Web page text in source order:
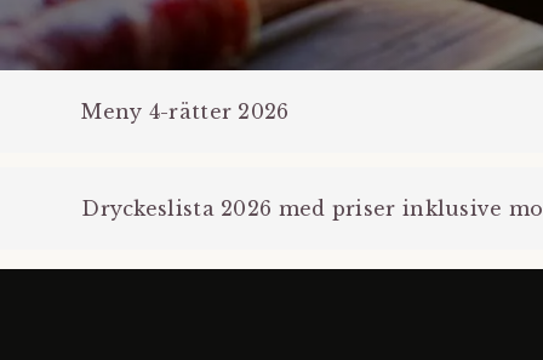
Meny 4-rätter 2026
Dryckeslista 2026 med priser inklusive